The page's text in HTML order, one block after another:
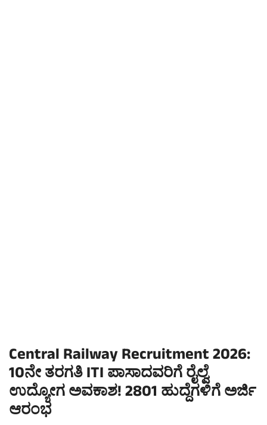
Central Railway Recruitment 2026:
10ನೇ ತರಗತಿ ITI ಪಾಸಾದವರಿಗೆ ರೈಲ್ವೆ
ಉದ್ಯೋಗ ಅವಕಾಶ! 2801 ಹುದ್ದೆಗಳಿಗೆ ಅರ್ಜಿ
ಆರಂಭ